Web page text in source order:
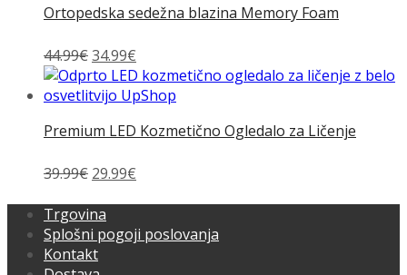
24.99€.
Ortopedska sedežna blazina Memory Foam
44.99€Izvirna
cena
je
44.99€.
34.99€
cena
je:
Premium LED Kozmetično Ogledalo za Ličenje
39.99€ Izvirna
je
bila:
39.99€.
29.99€
29.99€.
Trgovina
Splošni pogoji poslovanja
Kontakt